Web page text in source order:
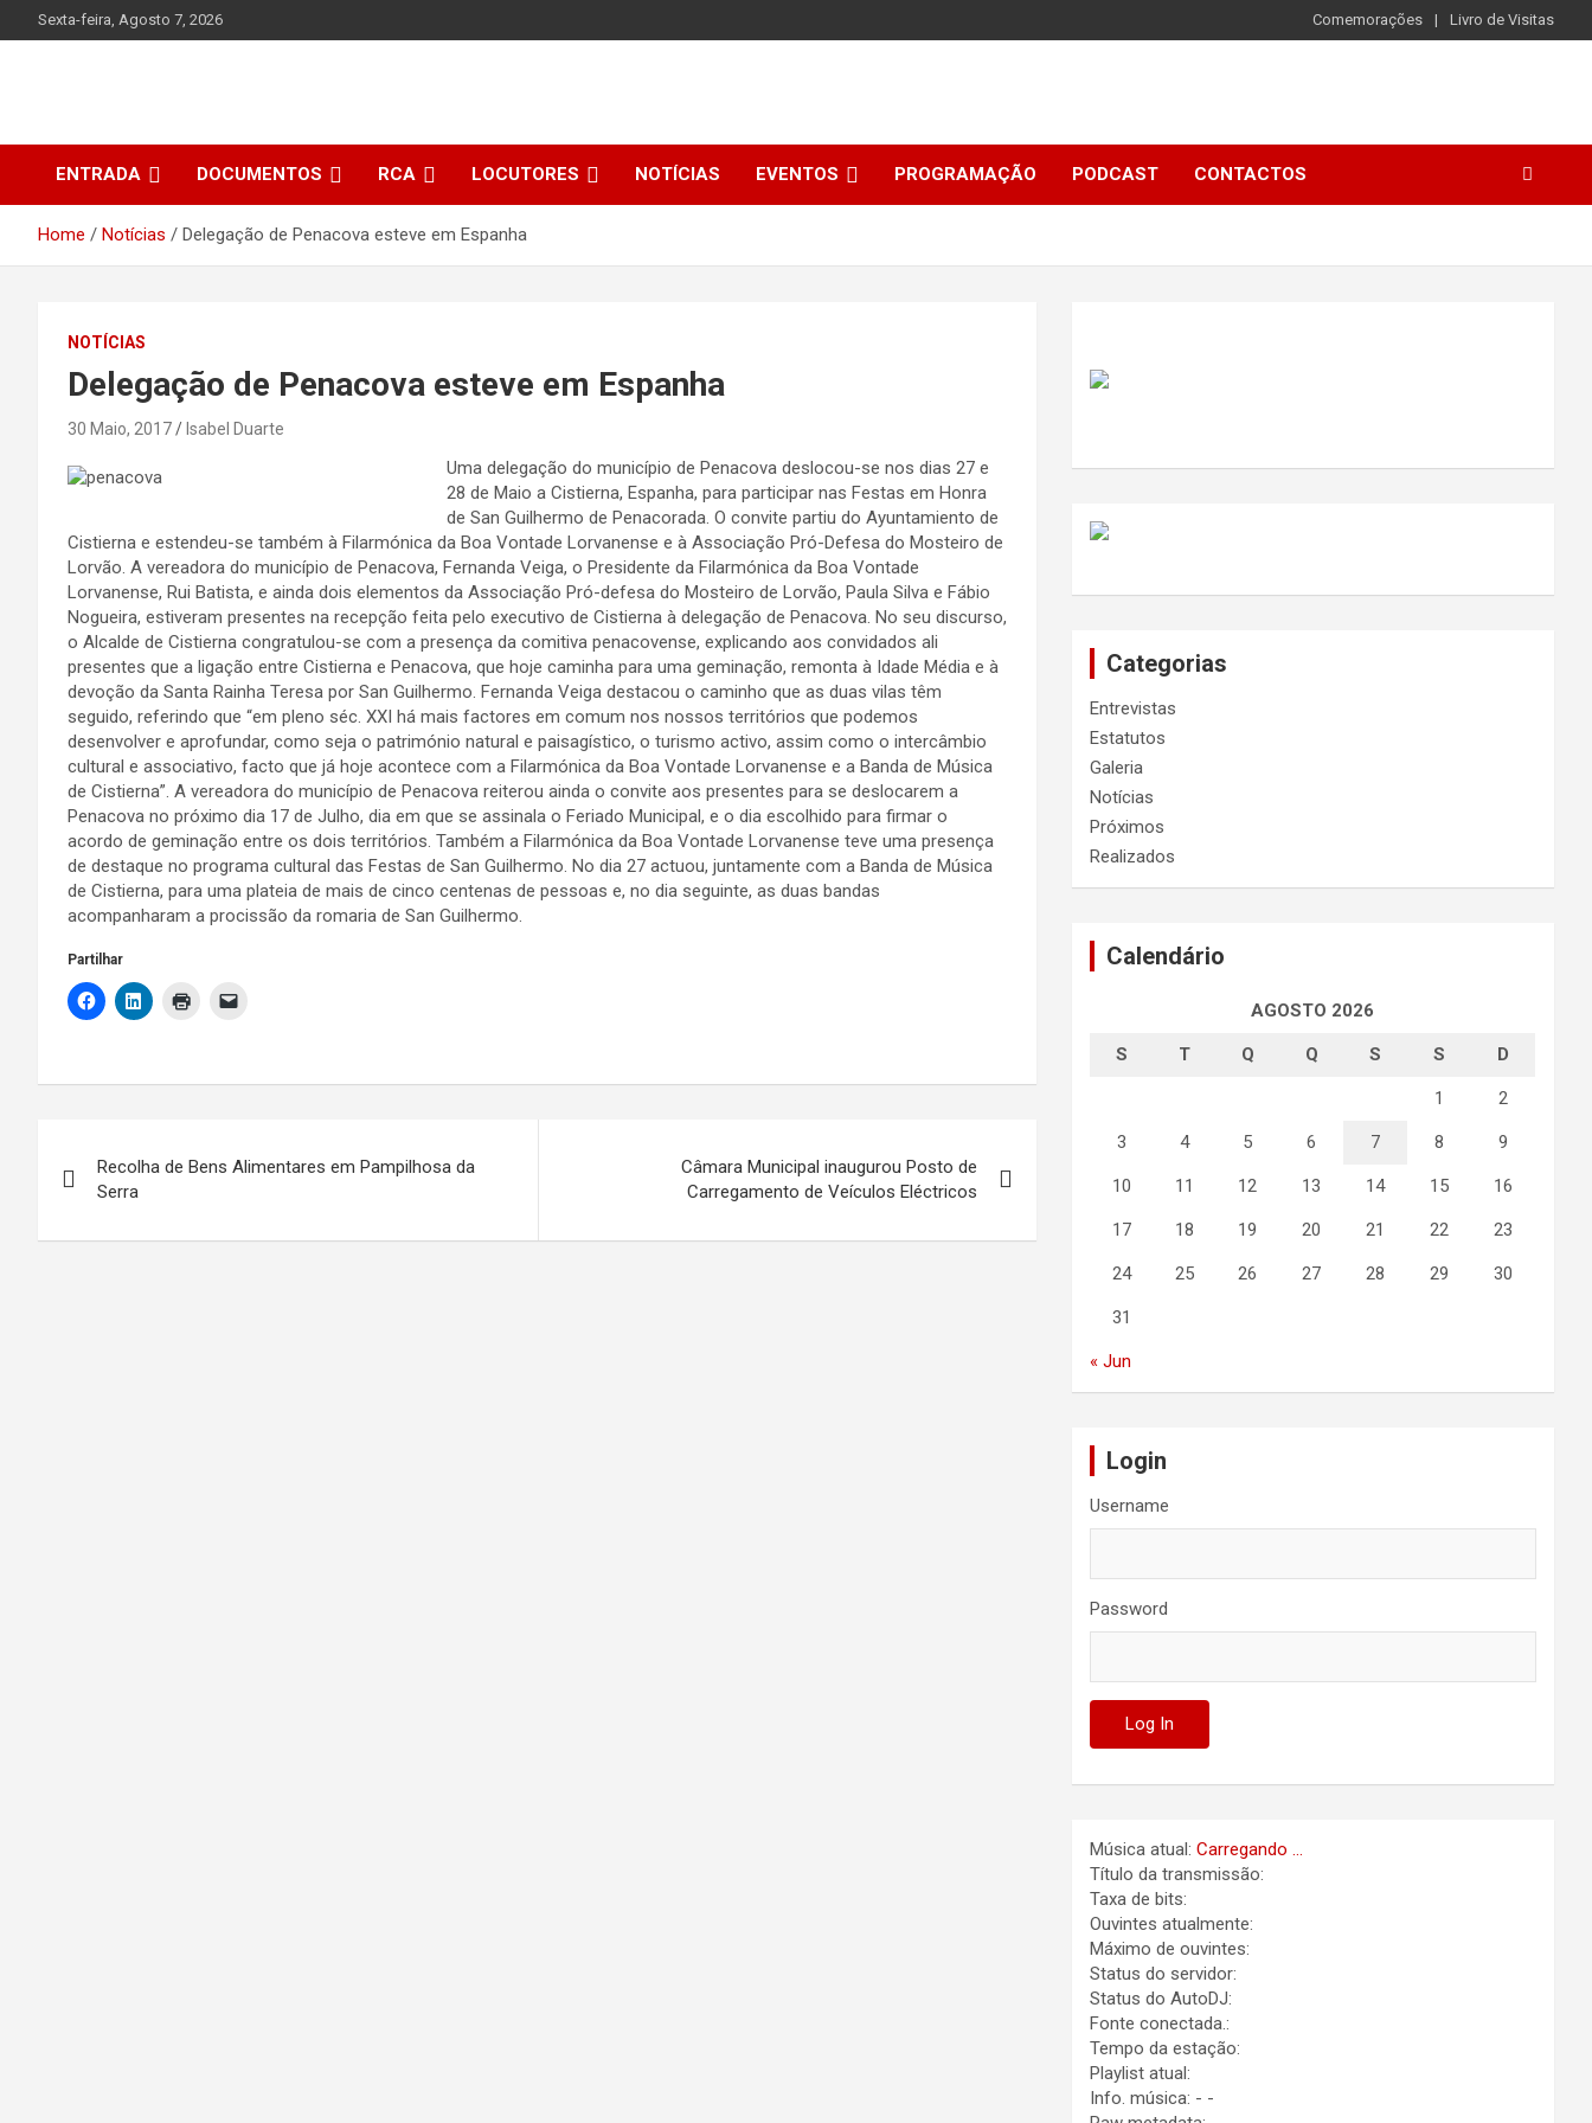
to
Sexta-feira, Agosto 7, 2026 Comemorações Livro de Visitas
ENTRADA DOCUMENTOS RCA LOCUTORES NOTÍCIAS EVENTOS PROGRAMAÇÃO PODCAST CONTACTOS
Home Notícias Delegação de Penacova esteve em Espanha
NOTÍCIAS
Delegação de Penacova esteve em Espanha
30 Maio, 2017 Isabel Duarte
Uma delegação do município de Penacova deslocou-se nos dias 27 e
28 de Maio a Cistierna, Espanha, para participar nas Festas em Honra
de San Guilhermo de Penacorada. O convite partiu do Ayuntamiento de
Cistierna e estendeu-se também à Filarmónica da Boa Vontade Lorvanense e à Associação Pró-Defesa do Mosteiro de
Lorvão. A vereadora do município de Penacova, Fernanda Veiga, o Presidente da Filarmónica da Boa Vontade
Lorvanense, Rui Batista, e ainda dois elementos da Associação Pró-defesa do Mosteiro de Lorvão, Paula Silva e Fábio
Nogueira, estiveram presentes na recepção feita pelo executivo de Cistierna à delegação de Penacova. No seu discurso,
o Alcalde de Cistierna congratulou-se com a presença da comitiva penacovense, explicando aos convidados ali
presentes que a ligação entre Cistierna e Penacova, que hoje caminha para uma geminação, remonta à Idade Média e à
devoção da Santa Rainha Teresa por San Guilhermo. Fernanda Veiga destacou o caminho que as duas vilas têm
seguido, referindo que “em pleno séc. XXI há mais factores em comum nos nossos territórios que podemos
desenvolver e aprofundar, como seja o património natural e paisagístico, o turismo activo, assim como o intercâmbio
cultural e associativo, facto que já hoje acontece com a Filarmónica da Boa Vontade Lorvanense e a Banda de Música
de Cistierna”. A vereadora do município de Penacova reiterou ainda o convite aos presentes para se deslocarem a
Penacova no próximo dia 17 de Julho, dia em que se assinala o Feriado Municipal, e o dia escolhido para firmar o
acordo de geminação entre os dois territórios. Também a Filarmónica da Boa Vontade Lorvanense teve uma presença
de destaque no programa cultural das Festas de San Guilhermo. No dia 27 actuou, juntamente com a Banda de Música
de Cistierna, para uma plateia de mais de cinco centenas de pessoas e, no dia seguinte, as duas bandas
acompanharam a procissão da romaria de San Guilhermo.
Partilhar
de
artigos
Recolha de Bens Alimentares em Pampilhosa da
Serra
Câmara Municipal inaugurou Posto de
Carregamento de Veículos Eléctricos
Categorias
Entrevistas
Estatutos
Galeria
Notícias
Próximos
Realizados
Calendário
AGOSTO 2026
S T Q Q S S D
1 2
3 4 5 6 7 8 9
10 11 12 13 14 15 16
17 18 19 20 21 22 23
24 25 26 27 28 29 30
31
« Jun
Login
Username
Password
Música atual:Carregando ...
Título da transmissão:
Taxa de bits:
Ouvintes atualmente:
Máximo de ouvintes:
Status do servidor:
Status do AutoDJ:
Fonte conectada.:
Tempo da estação:
Playlist atual:
Info. música: - -